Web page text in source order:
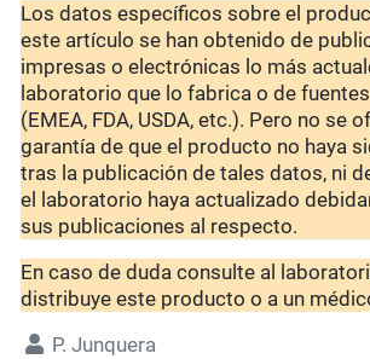
Los datos específicos sobre el
este artículo se han obtenido de
impresas o electrónicas lo más
laboratorio que lo fabrica o de
(EMEA, FDA, USDA, etc.). Pero no se
garantía de que el producto no haya
tras la publicación de tales datos, ni
el laboratorio haya actualizado
sus publicaciones al respecto.
En caso de duda consulte al
distribuye este producto o a un
P. Junquera